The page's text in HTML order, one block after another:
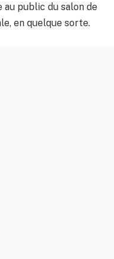
public du salon de
en quelque sorte.